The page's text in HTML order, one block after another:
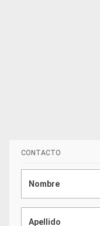
CONTACTO